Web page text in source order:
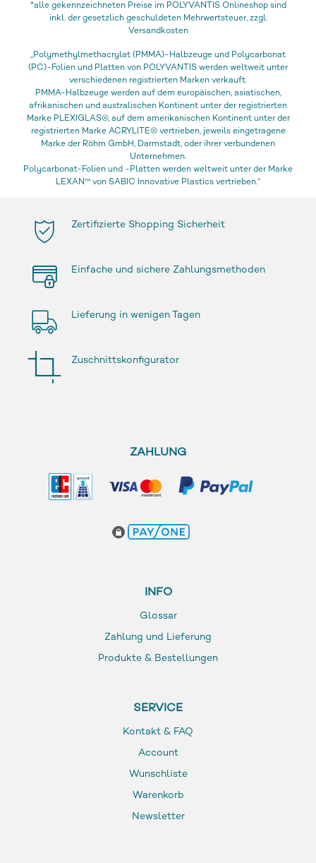
*alle gekennzeichneten Preise im POLYVANTIS Onlineshop sind
inkl. der gesetzlich geschuldeten Mehrwertsteuer, zzgl.
Versandkosten
„Polymethylmethacrylat (PMMA)-Halbzeuge und Polycarbonat
(PC)-Folien und Platten von POLYVANTIS werden weltweit unter
verschiedenen registrierten Marken verkauft.
PMMA-Halbzeuge werden auf dem europäischen, asiatischen,
afrikanischen und australischen Kontinent unter der registrierten
Marke PLEXIGLAS®, auf dem amerikanischen Kontinent unter der
registrierten Marke ACRYLITE® vertrieben, jeweils eingetragene
Marke der Röhm GmbH, Darmstadt, oder ihrer verbundenen
Unternehmen.
Polycarbonat-Folien und -Platten werden weltweit unter der Marke
LEXAN™ von SABIC Innovative Plastics vertrieben.“
Zertifizierte Shopping Sicherheit
Einfache und sichere Zahlungsmethoden
Lieferung in wenigen Tagen
Zuschnittskonfigurator
ZAHLUNG
INFO
Glossar
Zahlung und Lieferung
Produkte & Bestellungen
SERVICE
Kontakt & FAQ
Account
Wunschliste
Warenkorb
Newsletter